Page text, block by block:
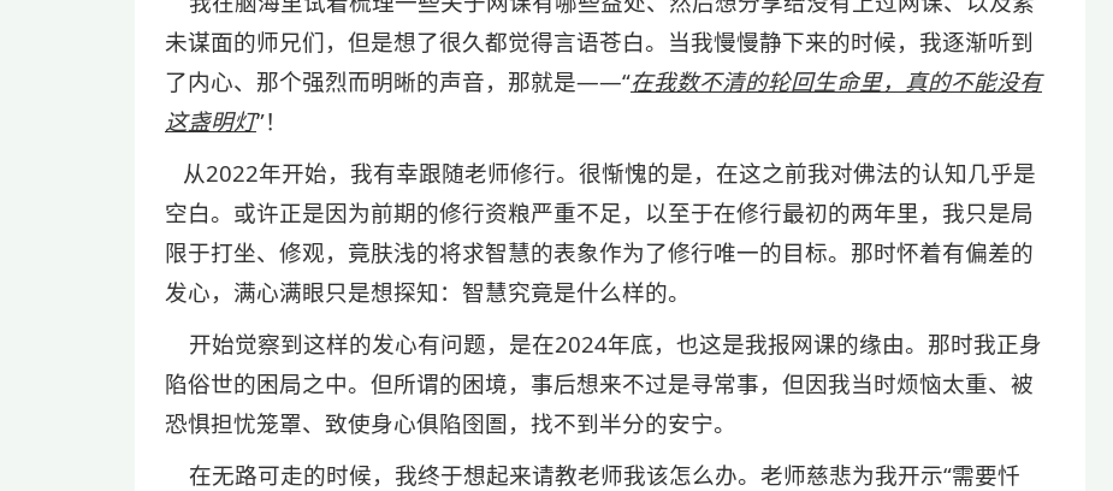
未谋面的师兄们，但是想了很久都觉得言语苍白。当我慢慢静下来的时候，我逐渐听到
了内心、那个强烈而明晰的声音，那就是——“在我数不清的轮回生命里，真的不能没有
这盏明灯”！
从2022年开始，我有幸跟随老师修行。很惭愧的是，在这之前我对佛法的认知几乎是
空白。或许正是因为前期的修行资粮严重不足，以至于在修行最初的两年里，我只是局
限于打坐、修观，竟肤浅的将求智慧的表象作为了修行唯一的目标。那时怀着有偏差的
发心，满心满眼只是想探知：智慧究竟是什么样的。
开始觉察到这样的发心有问题，是在2024年底，也这是我报网课的缘由。那时我正身
陷俗世的困局之中。但所谓的困境，事后想来不过是寻常事，但因我当时烦恼太重、被
恐惧担忧笼罩、致使身心俱陷囹圄，找不到半分的安宁。
在无路可走的时候，我终于想起来请教老师我该怎么办。老师慈悲为我开示“需要忏